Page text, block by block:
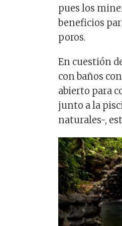
pues los
beneficios
poros.
En cuestión
con baños
abierto para
junto a la
naturales-,